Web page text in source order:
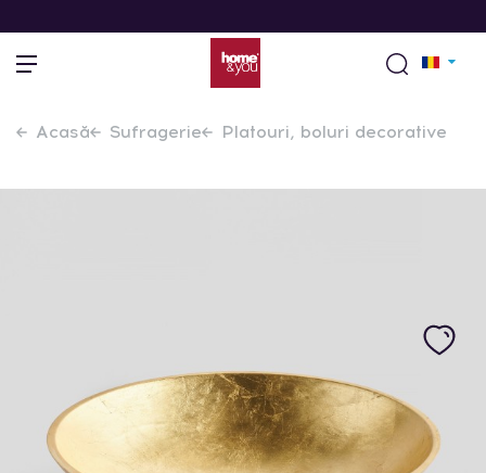
Acasă Sufragerie Platouri, boluri decorative